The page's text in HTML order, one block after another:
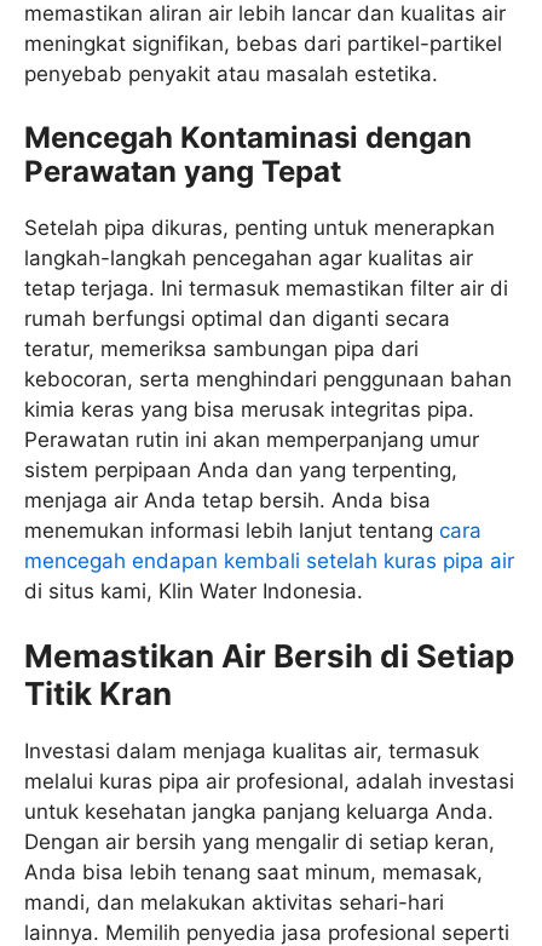
memastikan aliran air lebih lancar dan kualitas air
meningkat signifikan, bebas dari partikel-partikel
penyebab penyakit atau masalah estetika.
Mencegah Kontaminasi dengan
Perawatan yang Tepat
Setelah pipa dikuras, penting untuk menerapkan
langkah-langkah pencegahan agar kualitas air
tetap terjaga. Ini termasuk memastikan filter air di
rumah berfungsi optimal dan diganti secara
teratur, memeriksa sambungan pipa dari
kebocoran, serta menghindari penggunaan bahan
kimia keras yang bisa merusak integritas pipa.
Perawatan rutin ini akan memperpanjang umur
sistem perpipaan Anda dan yang terpenting,
menjaga air Anda tetap bersih. Anda bisa
menemukan informasi lebih lanjut tentang cara
mencegah endapan kembali setelah kuras pipa air
di situs kami, Klin Water Indonesia.
Memastikan Air Bersih di Setiap
Titik Kran
Investasi dalam menjaga kualitas air, termasuk
melalui kuras pipa air profesional, adalah investasi
untuk kesehatan jangka panjang keluarga Anda.
Dengan air bersih yang mengalir di setiap keran,
Anda bisa lebih tenang saat minum, memasak,
mandi, dan melakukan aktivitas sehari-hari
lainnya. Memilih penyedia jasa profesional seperti